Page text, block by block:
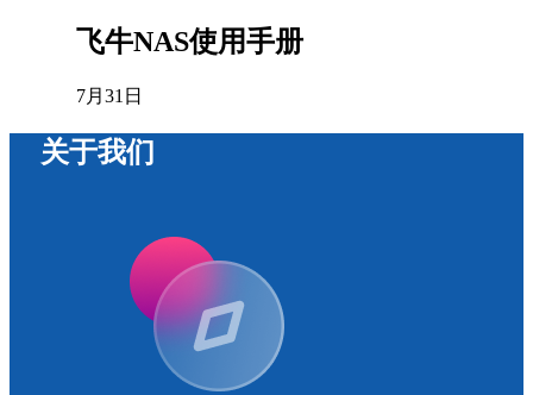
飞牛NAS使用手册
7月31日
关于我们